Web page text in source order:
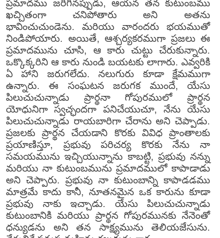
ప్రమాదము జరిగినప్పుడు, ఆయన తన కుటుంబము
ఖచ్చితంగా చనిపోతారు అని అతను
భావించుచుండెను. మరియు వారందరు భయముతో
నిండిపోయారు. అయితే, ఆశ్చర్యకరముగా ప్రజలు ఈ
ప్రమాదమును చూసి, ఆ కారు చుట్టు చేరుకున్నారు.
ఒక్కొక్కరిని ఆ కారు నుండి బయటకు లాగారు. ఎవ్వరికి
ఏ హాని జరుగలేదు. నలుగురు కూడా క్షేమముగా
ఉన్నారు. ఈ సంఘటన జరుగక ముందే, యేసు
పిలుచుచున్నాడు ప్రార్థనా గోపురములో ప్రార్థన
యోధునిగా స్వచ్ఛందగా పనిచేయుచూ, నేను యేసు
పిలుచుచున్నాడు రాయబారిగా చేరాను అని చెప్పాడు.
ప్రజలకు ప్రార్థన చేయడాని కొరకు వివిధ ప్రాంతాలకు
ప్రయాణిస్తూ, ప్రభువు పరిచర్య కొరకు నేను నా
సమయమును ఇచ్చియున్నాను కాబట్టి, ప్రభువు నన్ను
మరియు నా కుటుంబమును ప్రమాదములో కాపాడాడు
అని చెప్పారు. ప్రభువు నా కుటుంబాన్ని కాపాడడము
మాత్రమే కాదు కానీ, నూతనమైన ఒక కారును కూడా
ప్రభువు నాకు ఇచ్చాడు. యేసు పిలుచుచున్నాడు
కుటుంబానికి మరియు ప్రార్థన గోపురమునకు నేనెంతో
ధన్యుడను అని తన సాక్ష్యమును తెలియజేసును.